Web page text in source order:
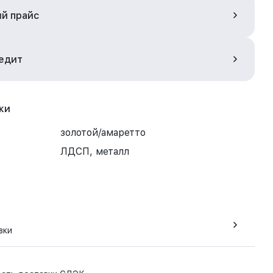
прайс
золотой/амаретто
ЛДСП, металл